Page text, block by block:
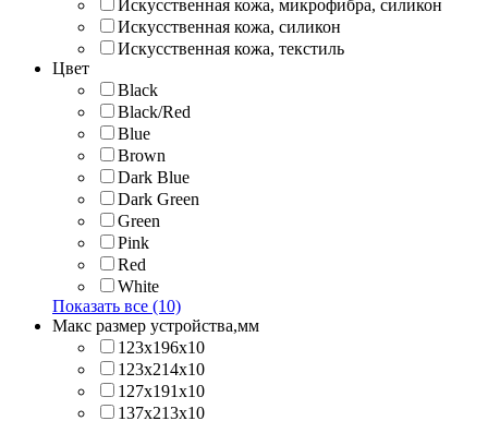
Искусственная кожа, микрофибра, силикон
Искусственная кожа, силикон
Искусственная кожа, текстиль
Цвет
Black
Black/Red
Blue
Brown
Dark Blue
Dark Green
Green
Pink
Red
White
Показать все (10)
Макс размер устройства,мм
123х196х10
123х214x10
127х191х10
137х213х10